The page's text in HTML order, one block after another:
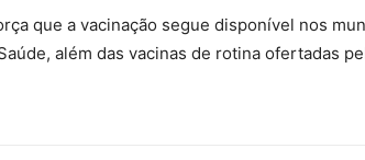
que a vacinação segue disponível nos
além das vacinas de rotina ofertadas